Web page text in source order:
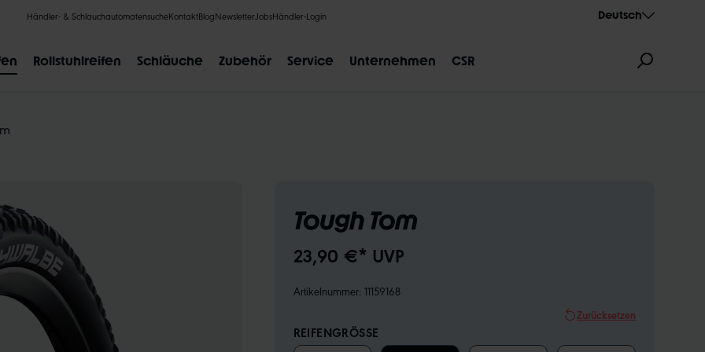
Händler- & SchlauchautomatensucheKontaktBlogNewsletter JobsHändler-Login Deutsch
Rollstuhlreifen Schläuche Zubehör Service Unternehmen CSR
CLIK VALVE GRÖSSENBEZEICHNUNG
Tough Tom
23,90 €* UVP
Artikelnummer: 11159168
Zurücksetzen
REIFENGRÖSSE